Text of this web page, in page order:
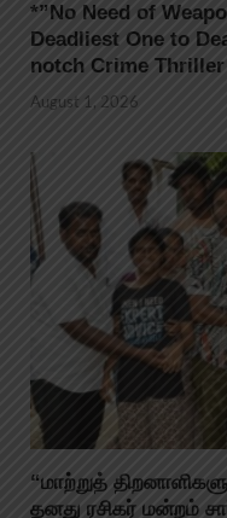
*”No Need of
Deadliest One to
notch Crime
August 1, 2026
“மாற்றுத்
தனது ரசிகர் மன்றம்